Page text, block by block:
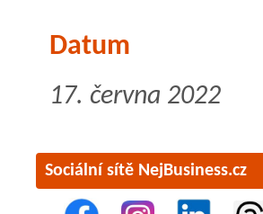
Datum
17. června 2022
Sociální sítě NejBusiness.cz